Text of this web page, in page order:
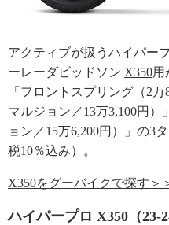
アクティブが扱うハイパー
ーレーダビッドソン X350用
「フロントスプリング（2
マルジョン／13万3,100円
ョン／15万6,200円）」の3
税10％込み）。
X350をグーバイクで探す＞
ハイパープロ X350（23-